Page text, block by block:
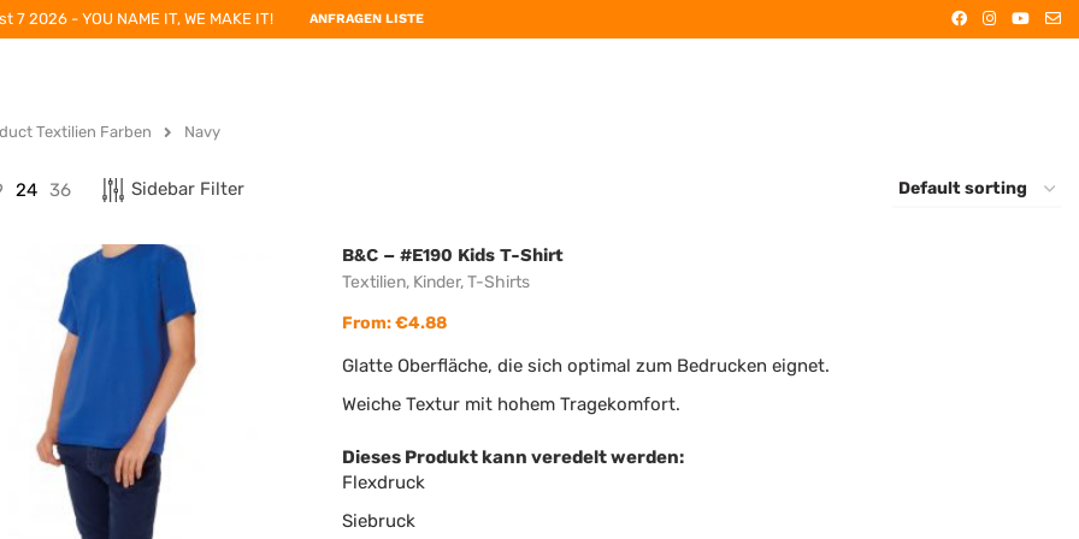
7 2026 - YOU NAME IT, WE MAKE IT! ANFRAGEN LISTE
Textilien Farben Navy
24 36 Sidebar Filter
B&C – #E190 Kids T-Shirt
Textilien, Kinder,T-Shirts
From:€4.88
Glatte Oberfläche, die sich optimal zum Bedrucken eignet.
Weiche Textur mit hohem Tragekomfort.
Dieses Produkt kann veredelt werden:
Flexdruck
Siebruck